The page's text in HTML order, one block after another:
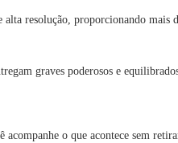
resolução, proporcionando mais
graves poderosos e
o que acontece sem